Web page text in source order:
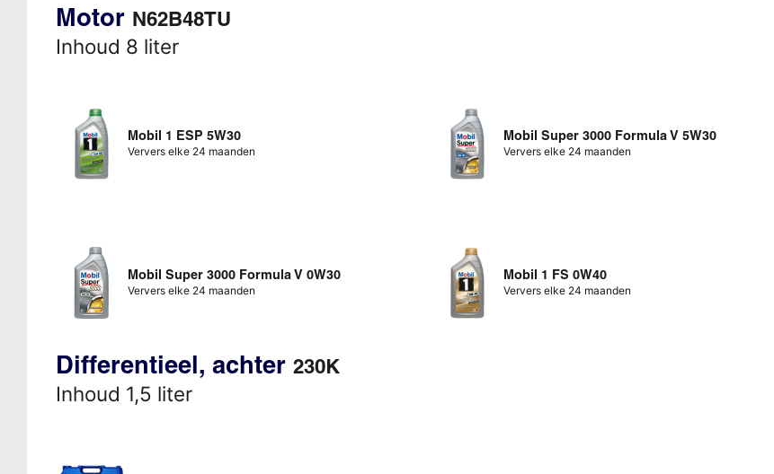
Motor N62B48TU
Inhoud 8 liter
Mobil 1 ESP 5W30
Ververs elke 24 maanden
Mobil Super 3000 Formula V 5W30
Ververs elke 24 maanden
Mobil Super 3000 Formula V 0W30
Ververs elke 24 maanden
Mobil 1 FS 0W40
Ververs elke 24 maanden
Differentieel, achter 230K
Inhoud 1,5 liter